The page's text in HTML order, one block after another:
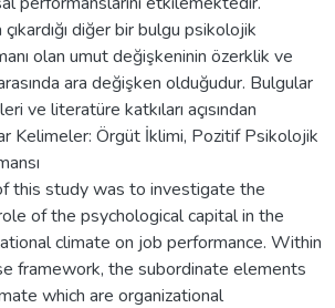
diğer bir bulgu psikolojik
olan umut değişkeninin özerklik ve
ara değişken olduğudur. Bulgular
ve literatüre katkıları açısından
Kelimeler: Örgüt İklimi, Pozitif Psikolojik
this study was to investigate the
of the psychological capital in the
climate on job performance. Within
framework, the subordinate elements
which are organizational